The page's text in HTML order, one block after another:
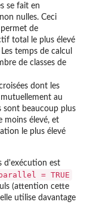
se fait en
nulles. Ceci
de
total le plus élevé
temps de calcul
de classes de
dont les
au
sont beaucoup plus
moins élevé, et
le plus élevé
d'exécution est
= TRUE
(attention cette
utilise davantage